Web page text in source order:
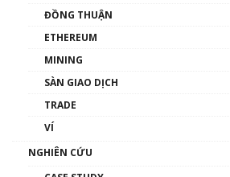
Phổ cập Blockchain
thống & Crypto qua các
ĐỒNG THUẬN
ETHEREUM
MINING
SÀN GIAO DỊCH
TRADE
VÍ
NGHIÊN CỨU